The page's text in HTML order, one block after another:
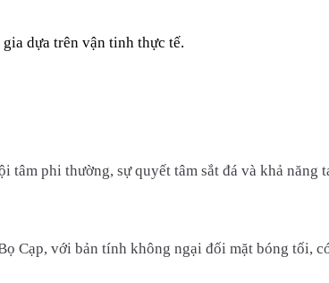
dựa trên vận tinh thực tế.
tâm phi thường, sự quyết tâm sắt đá và khả
Cạp, với bản tính không ngại đối mặt bóng tối,